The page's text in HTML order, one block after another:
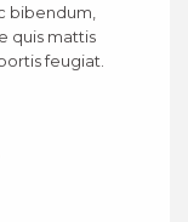
bibendum,
quis mattis
feugiat.